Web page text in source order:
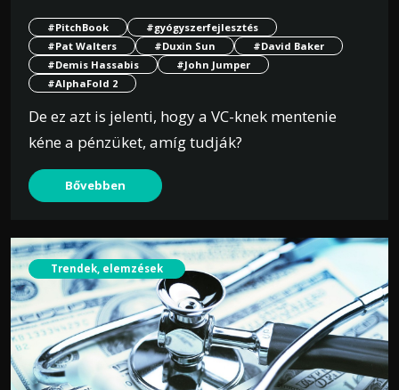
#PitchBook
#gyógyszerfejlesztés
#Pat Walters
#Duxin Sun
#David Baker
#Demis Hassabis
#John Jumper
#AlphaFold 2
De ez azt is jelenti, hogy a VC-knek mentenie
kéne a pénzüket, amíg tudják?
Bővebben
Trendek, elemzések